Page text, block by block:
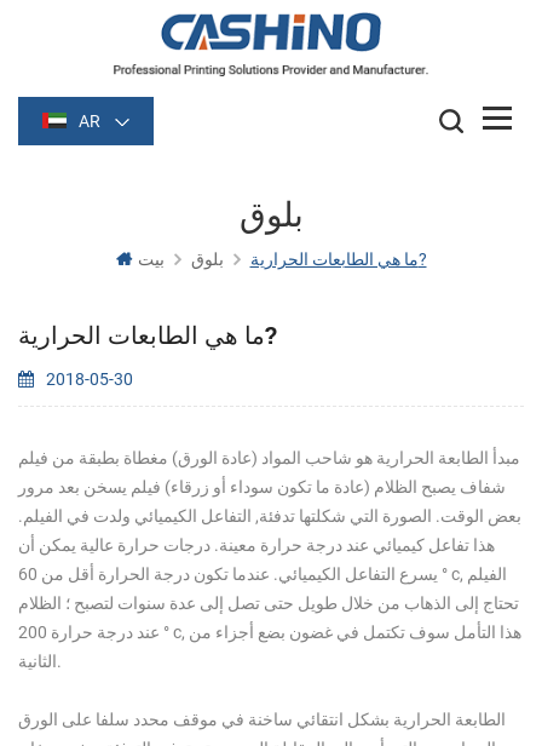
AR
بلوق
بيت بلوق ما هي الطابعات الحرارية?
ما هي الطابعات الحرارية?
2018-05-30
مبدأ الطابعة الحرارية هو شاحب المواد (عادة الورق) مغطاة بطبقة من فيلم
شفاف يصبح الظلام (عادة ما تكون سوداء أو زرقاء) فيلم يسخن بعد مرور
بعض الوقت. الصورة التي شكلتها تدفئة, التفاعل الكيميائي ولدت في الفيلم.
هذا تفاعل كيميائي عند درجة حرارة معينة. درجات حرارة عالية يمكن أن
يسرع التفاعل الكيميائي. عندما تكون درجة الحرارة أقل من 60 ° c, الفيلم
تحتاج إلى الذهاب من خلال طويل حتى تصل إلى عدة سنوات لتصبح ؛ الظلام
عند درجة حرارة 200 ° c, هذا التأمل سوف تكتمل في غضون بضع أجزاء من
الثانية.
الطابعة الحرارية بشكل انتقائي ساخنة في موقف محدد سلفا على الورق